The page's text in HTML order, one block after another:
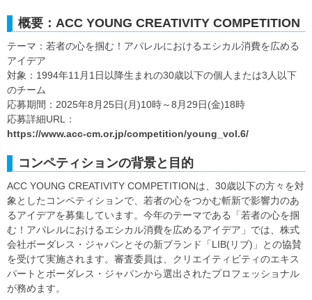
概要：ACC YOUNG CREATIVITY COMPETITION
テーマ：若者の心を掴む！アパレルにおけるエシカル消費を広める
アイデア
対象：1994年11月1日以降生まれの30歳以下の個人または3人以下
のチーム
応募期間：2025年8月25日(月)10時～8月29日(金)18時
応募詳細URL：
https://www.acc-cm.or.jp/competition/young_vol.6/
コンペティションの背景と目的
ACC YOUNG CREATIVITY COMPETITIONは、30歳以下の方々を対
象としたコンペティションで、若者の心をつかむ斬新で影響力のあ
るアイデアを募集しています。今年のテーマである「若者の心を掴
む！アパレルにおけるエシカル消費を広めるアイデア」では、株式
会社ボーダレス・ジャパンとその新ブランド「LIB(リブ)」との協賛
を受けて実施されます。審査委員は、クリエイティビティのエキス
パートとボーダレス・ジャパンから選出されたプロフェッショナル
が務めます。